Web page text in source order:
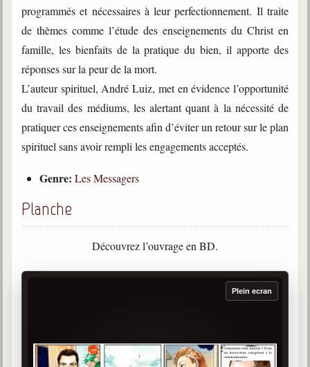
Bulletins "Le Spiritisme"
Journal trimestriel
Newsletters
trimestrielles
Sujets du mois
Citations
Maximes
Enregistrements
Cours dispensés au Centre
Consultez les réponses
programmés et nécessaires à leur perfectionnement. Il traite
de thèmes comme l’étude des enseignements du Christ en
famille, les bienfaits de la pratique du bien, il apporte des
réponses sur la peur de la mort.
L’auteur spirituel, André Luiz, met en évidence l’opportunité
du travail des médiums, les alertant quant à la nécessité de
pratiquer ces enseignements afin d’éviter un retour sur le plan
spirituel sans avoir rempli les engagements acceptés.
Genre: Les Messagers
Planche
Découvrez l’ouvrage en BD.
Plein ecran